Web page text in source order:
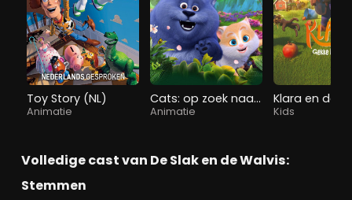
Toy Story (NL)
Animatie
Cats: op zoek naar Kattopia
Animatie Kids
Volledige cast van De Slak en de Walvis:
Stemmen